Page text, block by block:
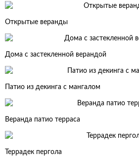
Открытые веранды
Дома с застекленной верандой
Патио из декинга с мангалом
Веранда патио терраса
Террадек пергола